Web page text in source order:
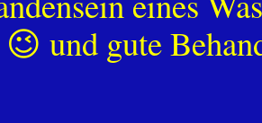
und gute